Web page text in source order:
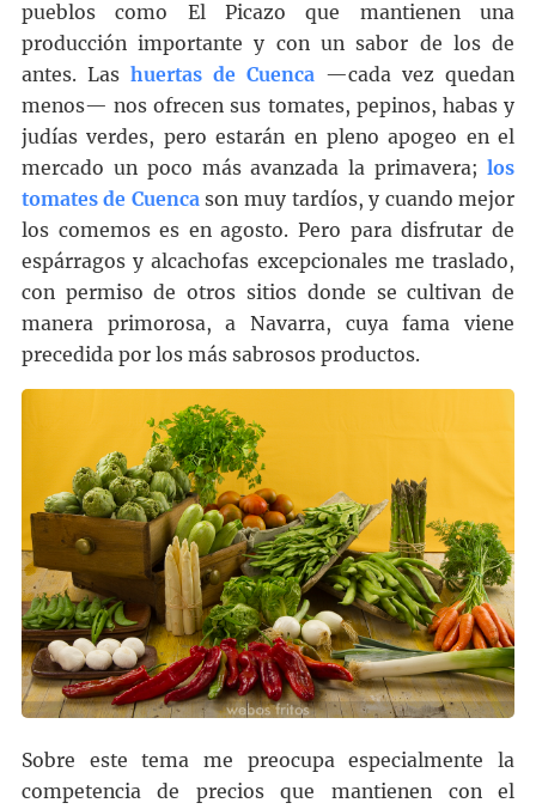
pueblos como El Picazo que mantienen una
producción importante y con un sabor de los de
antes. Las huertas de Cuenca —cada vez quedan
menos— nos ofrecen sus tomates, pepinos, habas y
judías verdes, pero estarán en pleno apogeo en el
mercado un poco más avanzada la primavera;los
tomates de Cuencason muy tardíos, y cuando mejor
los comemos es en agosto. Pero para disfrutar de
espárragos y alcachofas excepcionales me traslado,
con permiso de otros sitios donde se cultivan de
manera primorosa, a Navarra, cuya fama viene
precedida por los más sabrosos productos.
Sobre este tema me preocupa especialmente la
competencia de precios que mantienen con el